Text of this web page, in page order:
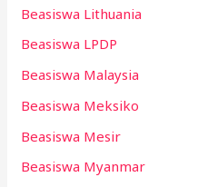
Beasiswa Lithuania
Beasiswa LPDP
Beasiswa Malaysia
Beasiswa Meksiko
Beasiswa Mesir
Beasiswa Myanmar